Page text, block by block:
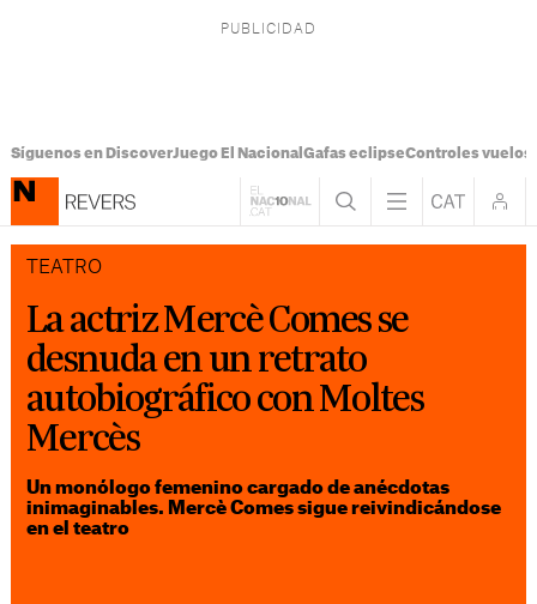
Síguenos en DiscoverJuego El Nacional Gafas eclipseControles vuelos
TEATRO
La actriz Mercè Comes se
desnuda en un retrato
autobiográfico con Moltes
Mercès
Un monólogo femenino cargado de anécdotas
inimaginables. Mercè Comes sigue reivindicándose
en el teatro